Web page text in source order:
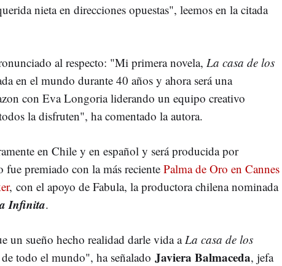
nieta en direcciones opuestas", leemos en la citada
al respecto: "Mi primera novela, La casa de los
en el mundo durante 40 años y ahora será una
con Eva Longoria liderando un equipo creativo
la disfruten", ha comentado la autora.
en Chile y en español y será producida por
premiado con la más reciente Palma de Oro en Cannes
, con el apoyo de Fabula, la productora chilena nominada
Infinita.
un sueño hecho realidad darle vida a La casa de los
todo el mundo", ha señalado Javiera Balmaceda, jefa